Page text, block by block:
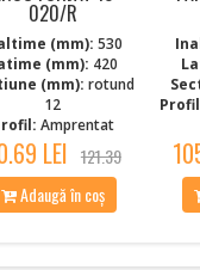
020/R
(mm): 530
(mm): 420
(mm): rotund
12
Amprentat
LEI 121.39
Adaugă în coș